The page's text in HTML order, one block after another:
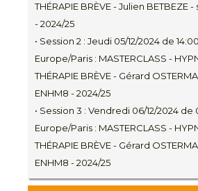
THÉRAPIE BRÈVE - Julien BETBEZE -
- 2024/25
• Session 2 : Jeudi 05/12/2024 de
Europe/Paris : MASTERCLASS -
THÉRAPIE BRÈVE - Gérard
ENHM8 - 2024/25
• Session 3 : Vendredi 06/12/2024 de
Europe/Paris : MASTERCLASS -
THÉRAPIE BRÈVE - Gérard
ENHM8 - 2024/25